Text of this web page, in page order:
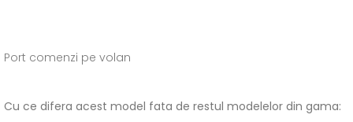
Port comenzi pe volan
Cu ce difera acest model fata de restul modelelor din gama: